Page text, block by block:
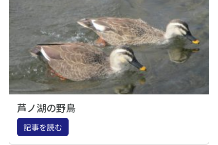
芦ノ湖の野鳥
記事を読む